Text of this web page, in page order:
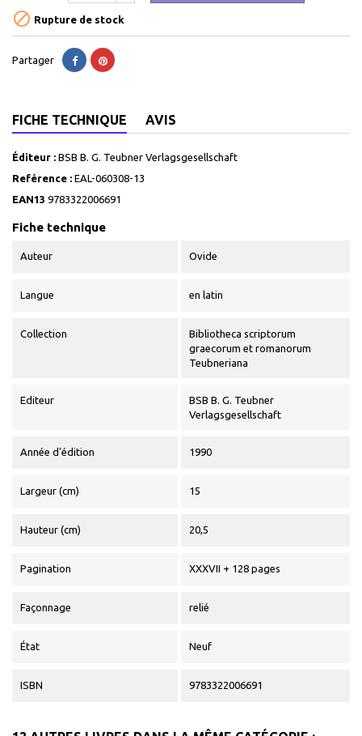
 Rupture de stock
Partager
FICHE TECHNIQUE AVIS
Éditeur : BSB B. G. Teubner Verlagsgesellschaft
Reférence : EAL-060308-13
EAN13 9783322006691
Fiche technique
Auteur Ovide
Langue en latin
Collection
Bibliotheca scriptorum
graecorum et romanorum
Teubneriana
Editeur
BSB B. G. Teubner
Verlagsgesellschaft
Année d'édition 1990
Largeur (cm) 15
Hauteur (cm) 20,5
Pagination XXXVII + 128 pages
Façonnage relié
État Neuf
ISBN 9783322006691